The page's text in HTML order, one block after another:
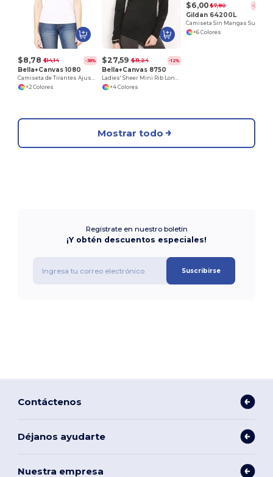
$8,78 $14,14 -38%
Bella+Canvas 1080
Camiseta de Tirantes Ajustada para Mujer
+2 Colores
$27,59 $31,24 -12%
Bella+Canvas 8750
Ladies' Sheer Mini Rib Long Sleeve V-Neck T-Shirt
+4 Colores
$6,00 $7,80 -23%
Gildan 64200L
+6 Colores
Mostrar todo
Regístrate en nuestro boletín
¡Y obtén descuentos especiales!
Suscribirse
Contáctenos
Déjanos ayudarte
Nuestra empresa